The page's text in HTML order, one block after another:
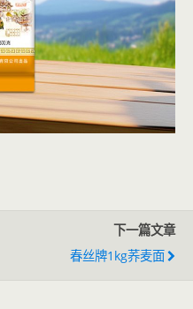
下一篇文章
春丝牌1kg荞麦面